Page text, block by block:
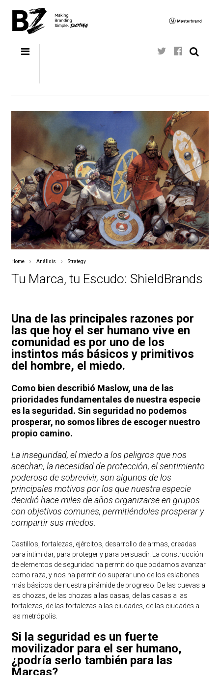
Home Análisis Strategy
Tu Marca, tu Escudo: ShieldBrands
Una de las principales razones por
las que hoy el ser humano vive en
comunidad es por uno de los
instintos más básicos y primitivos
del hombre, el miedo.
Como bien describió Maslow, una de las
prioridades fundamentales de nuestra especie
es la seguridad. Sin seguridad no podemos
prosperar, no somos libres de escoger nuestro
propio camino.
La inseguridad, el miedo a los peligros que nos
acechan, la necesidad de protección, el sentimiento
poderoso de sobrevivir, son algunos de los
principales motivos por los que nuestra especie
decidió hace miles de años organizarse en grupos
con objetivos comunes, permitiéndoles prosperar y
compartir sus miedos.
Castillos, fortalezas, ejércitos, desarrollo de armas, creadas
para intimidar, para proteger y para persuadir. La construcción
de elementos de seguridad ha permitido que podamos avanzar
como raza, y nos ha permitido superar uno de los eslabones
más básicos de nuestra pirámide de progreso. De las cuevas a
las chozas, de las chozas a las casas, de las casas a las
fortalezas, de las fortalezas a las ciudades, de las ciudades a
las metrópolis.
Si la seguridad es un fuerte
movilizador para el ser humano,
¿podría serlo también para las
Marcas?